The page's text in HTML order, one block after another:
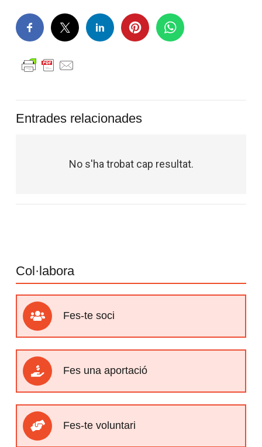
Entrades relacionades
No s'ha trobat cap resultat.
Col·labora
Fes-te soci
Fes una aportació
Fes-te voluntari